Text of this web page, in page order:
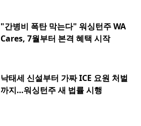
"간병비 폭탄 막는다" 워싱턴주 WA
Cares, 7월부터 본격 혜택 시작
낙태세 신설부터 가짜 ICE 요원 처벌
까지…워싱턴주 새 법률 시행